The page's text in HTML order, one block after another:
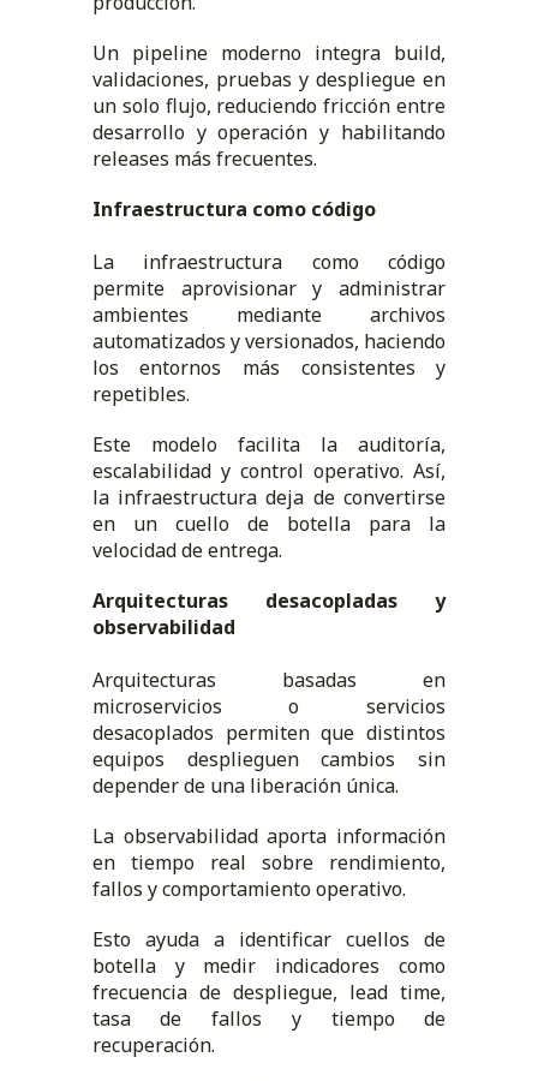
Un pipeline moderno integra build,
validaciones, pruebas y despliegue en
un solo flujo, reduciendo fricción entre
desarrollo y operación y habilitando
releases más frecuentes.
Infraestructura como código
La infraestructura como código
permite aprovisionar y administrar
ambientes mediante archivos
automatizados y versionados, haciendo
los entornos más consistentes y
repetibles.
Este modelo facilita la auditoría,
escalabilidad y control operativo. Así,
la infraestructura deja de convertirse
en un cuello de botella para la
velocidad de entrega.
Arquitecturas desacopladas y
observabilidad
Arquitecturas basadas en
microservicios o servicios
desacoplados permiten que distintos
equipos desplieguen cambios sin
depender de una liberación única.
La observabilidad aporta información
en tiempo real sobre rendimiento,
fallos y comportamiento operativo.
Esto ayuda a identificar cuellos de
botella y medir indicadores como
frecuencia de despliegue, lead time,
tasa de fallos y tiempo de
recuperación.